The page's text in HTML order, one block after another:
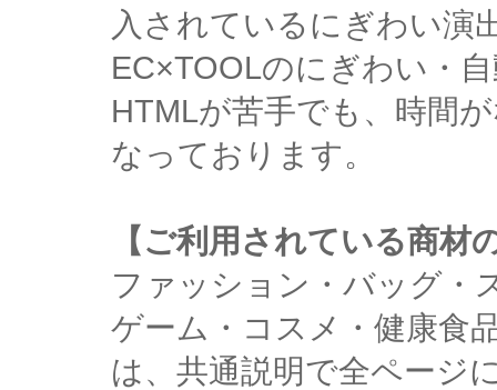
入されているにぎわい演
EC×TOOLのにぎわい・
HTMLが苦手でも、時間
なっております。
【ご利用されている商材
ファッション・バッグ・
ゲーム・コスメ・健康食
は、共通説明で全ページ